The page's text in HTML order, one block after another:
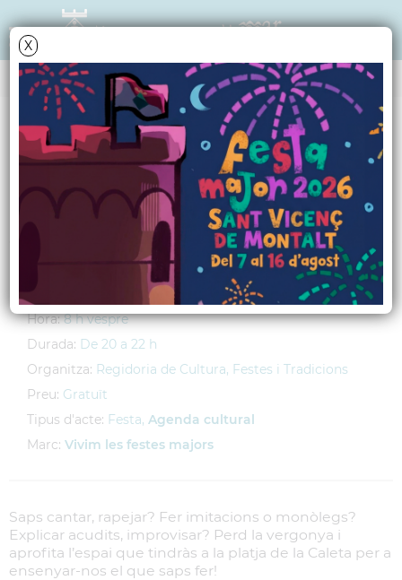
X
AGENDA
Dilluns14 agost 2023
Micro obert
Platja de La Caleta
Adreça:
Passeig Marquès de Casa Riera, s/n
Hora: 8 h vespre
Durada: De 20 a 22 h
Organitza: Regidoria de Cultura, Festes i Tradicions
Preu: Gratuït
Tipus d'acte: Festa, Agenda cultural
Marc: Vivim les festes majors
Saps cantar, rapejar? Fer imitacions o monòlegs?
Explicar acudits, improvisar? Perd la vergonya i
aprofita l’espai que tindràs a la platja de la Caleta per a
ensenyar-nos el que saps fer!